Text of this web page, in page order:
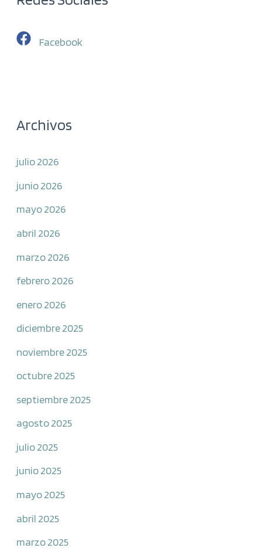
Facebook
Archivos
julio 2026
junio 2026
mayo 2026
abril 2026
marzo 2026
febrero 2026
enero 2026
diciembre 2025
noviembre 2025
octubre 2025
septiembre 2025
agosto 2025
julio 2025
junio 2025
mayo 2025
abril 2025
marzo 2025